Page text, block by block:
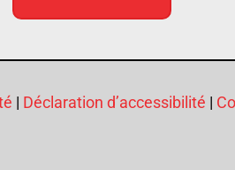
| Déclaration d’accessibilité |